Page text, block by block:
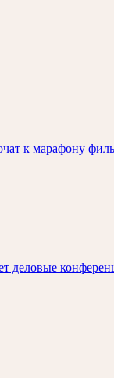
к марафону